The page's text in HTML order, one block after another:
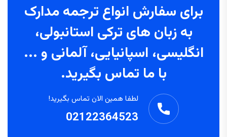
برای سفارش انواع ترجمه مدارک
به زبان های ترکی استانبولی،
انگلیسی، اسپانیایی، آلمانی و ...
با ما تماس بگیرید.
لطفا همین الان تماس بگیرید!
02122364523